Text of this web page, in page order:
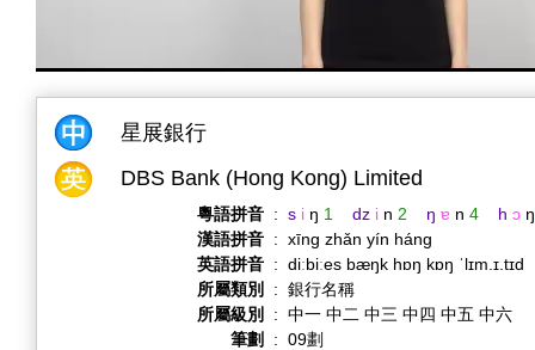
星展銀行
DBS Bank (Hong Kong) Limited
粵語拼音 : s i ŋ 1 dz i n 2 ŋ ɐ n 4 h ɔ ŋ
漢語拼音 : xīng zhǎn yín háng
英語拼音 : diːbiːes bæŋk hɒŋ kɒŋ ˈlɪm.ɪ.tɪd
所屬類別
: 銀行名稱
所屬級別
: 中一 中二 中三 中四 中五 中六
筆劃
: 09劃